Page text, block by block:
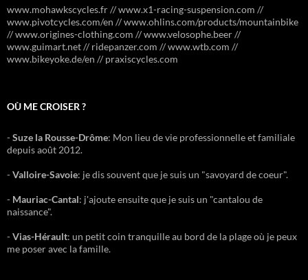
www.mohawkscycles.fr // www.x1-racing-suspension.com //
www.pivotcycles.com/en // www.ohlins.com/products/mountainbike
// www.origines-clothing.com // www.velosophe.beer //
www.guimart.net // ridepanzer.com // www.wtb.com //
www.bikeyoke.de/en // praxiscycles.com
OÙ ME CROISER ?
-Suze la Rousse-Drôme: Mon lieu de vie professionnelle et familiale
depuis août 2012.
-Valloire-Savoie: je dis souvent que je suis un "savoyard de coeur".
- Mauriac-Cantal: j'ajoute ensuite que je suis un "cantalou de
naissance".
-Vias-Hérault: un petit coin tranquille au bord de la plage où je peux
me poser avec la famille.